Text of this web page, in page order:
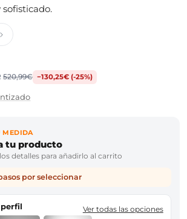
sofisticado.
520,99€ −130,25€ (-25%)
MEDIDA
tu producto
detalles para añadirlo al carrito
por seleccionar
perfil Ver todas las opciones